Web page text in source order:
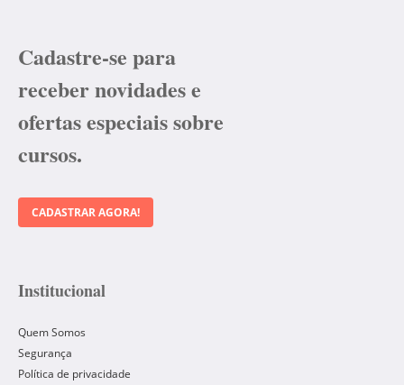
Cadastre-se para
receber novidades e
ofertas especiais sobre
cursos.
CADASTRAR AGORA!
Institucional
Quem Somos
Segurança
Política de privacidade